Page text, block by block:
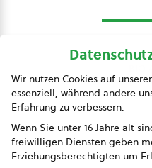
Wir nutzen Cookies auf
essenziell, während andere
Erfahrung zu verbessern.
Wenn Sie unter 16 Jahre alt
freiwilligen Diensten geben
Erziehungsberechtigten um